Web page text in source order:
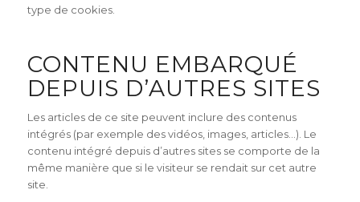
type de cookies.
CONTENU EMBARQUÉ
DEPUIS D’AUTRES SITES
Les articles de ce site peuvent inclure des contenus
intégrés (par exemple des vidéos, images, articles…). Le
contenu intégré depuis d’autres sites se comporte de la
même manière que si le visiteur se rendait sur cet autre
site.